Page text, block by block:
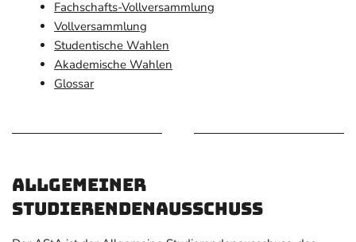
Fachschafts-Vollversammlung
Vollversammlung
Studentische Wahlen
Akademische Wahlen
Glossar
Allgemeiner
Studierendenausschuss